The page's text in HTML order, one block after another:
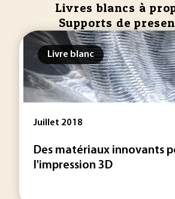
Livres blancs à
Supports de
Livre blanc
Juillet 2018
Des matériaux innovants
l'impression 3D